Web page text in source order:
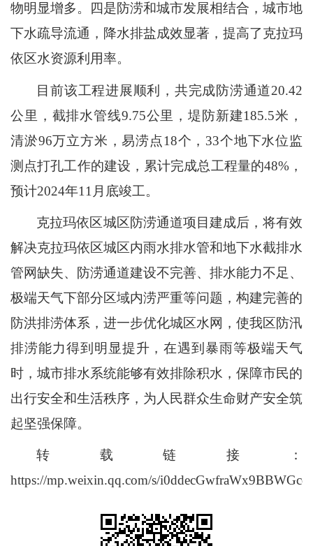
物明显增多。四是防涝和城市发展相结合，城市地
下水疏导流通，降水排盐成效显著，提高了克拉玛
依区水资源利用率。
目前该工程进展顺利，共完成防涝通道20.42
公里，截排水管线9.75公里，堤防新建185.5米，
清淤96万立方米，易涝点18个，33个地下水位监
测点打孔工作的建设，累计完成总工程量的48%，
预计2024年11月底竣工。
克拉玛依区城区防涝通道项目建成后，将有效
解决克拉玛依区城区内雨水排水管和地下水截排水
管网缺失、防涝通道建设不完善、排水能力不足、
极端天气下部分区域内涝严重等问题，构建完善的
防洪排涝体系，进一步优化城区水网，使我区防汛
排涝能力得到明显提升，在遇到暴雨等极端天气
时，城市排水系统能够有效排除积水，保障市民的
出行安全和生活秩序，为人民群众生命财产安全筑
起坚强保障。
转载链接：
https://mp.weixin.qq.com/s/